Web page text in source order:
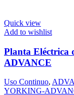
Quick view
Add to wishlist
Planta Eléctrica
ADVANCE
Uso Continuo,
YORKING-